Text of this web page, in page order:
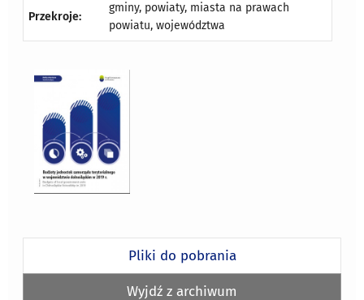
Przekroje:
gminy, powiaty, miasta na prawach
powiatu, województwa
Pliki do pobrania
Wyjdź z archiwum